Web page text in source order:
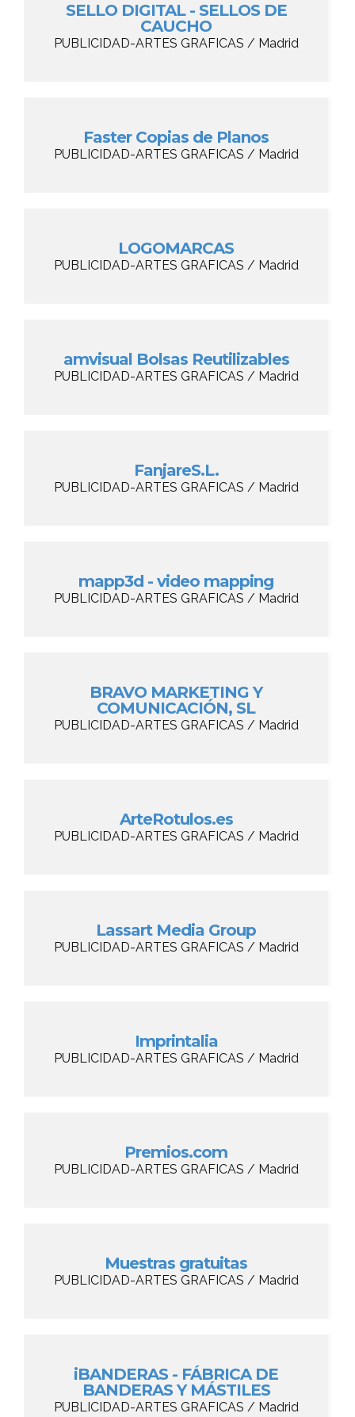
SELLO DIGITAL - SELLOS DE
CAUCHO
PUBLICIDAD-ARTES GRAFICAS / Madrid
Faster Copias de Planos
PUBLICIDAD-ARTES GRAFICAS / Madrid
LOGOMARCAS
PUBLICIDAD-ARTES GRAFICAS / Madrid
amvisual Bolsas Reutilizables
PUBLICIDAD-ARTES GRAFICAS / Madrid
FanjareS.L.
PUBLICIDAD-ARTES GRAFICAS / Madrid
mapp3d - video mapping
PUBLICIDAD-ARTES GRAFICAS / Madrid
BRAVO MARKETING Y
COMUNICACIÓN, SL
PUBLICIDAD-ARTES GRAFICAS / Madrid
ArteRotulos.es
PUBLICIDAD-ARTES GRAFICAS / Madrid
Lassart Media Group
PUBLICIDAD-ARTES GRAFICAS / Madrid
Imprintalia
PUBLICIDAD-ARTES GRAFICAS / Madrid
Premios.com
PUBLICIDAD-ARTES GRAFICAS / Madrid
Muestras gratuitas
PUBLICIDAD-ARTES GRAFICAS / Madrid
iBANDERAS - FÁBRICA DE
BANDERAS Y MÁSTILES
PUBLICIDAD-ARTES GRAFICAS / Madrid